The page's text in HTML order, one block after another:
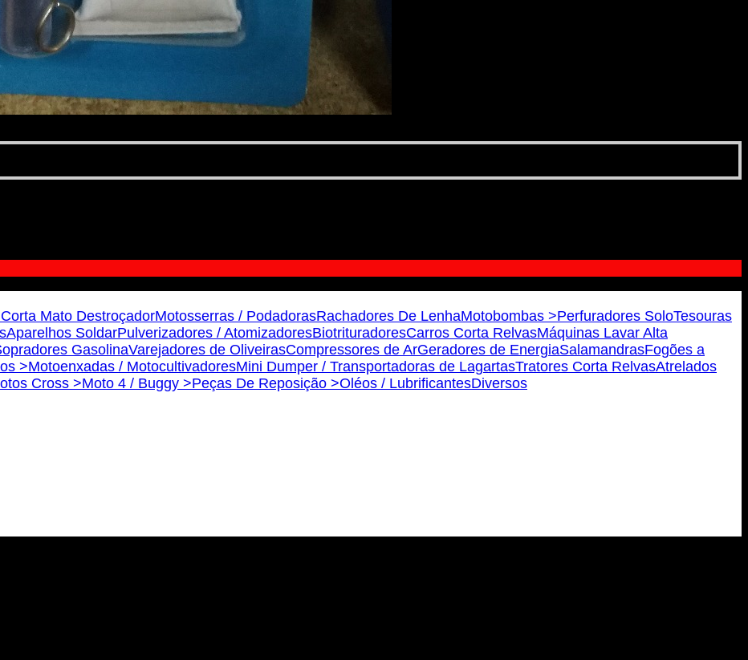
Corta Mato DestroçadorMotosserras / PodadorasRachadores De LenhaMotobombas >Perfuradores SoloTesouras
Aparelhos SoldarPulverizadores / AtomizadoresBiotrituradoresCarros Corta RelvasMáquinas Lavar Alta
GasolinaVarejadores de OliveirasCompressores de ArGeradores de EnergiaSalamandrasFogões a
>Motoenxadas / MotocultivadoresMini Dumper / Transportadoras de LagartasTratores Corta RelvasAtrelados
Cross >Moto 4 / Buggy >Peças De Reposição >Oléos / LubrificantesDiversos